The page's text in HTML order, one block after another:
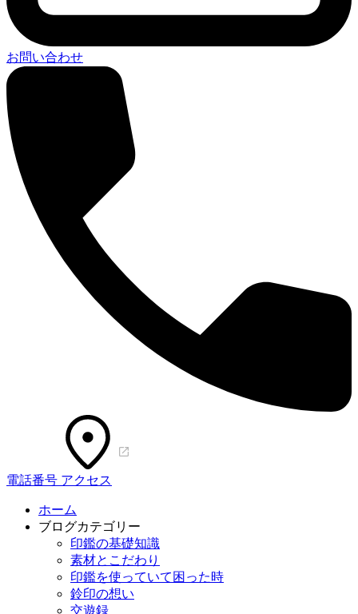
お問い合わせ
電話番号 アクセス
ホーム
ブログカテゴリー
印鑑の基礎知識
素材とこだわり
印鑑を使っていて困った時
鈴印の想い
交遊録